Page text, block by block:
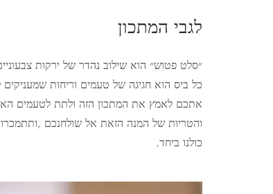
לגבי המתכון
״סלט פטוש״ הוא שילוב נהדר של ירקות
כל ביס הוא חגיגה של טעמים וריחות שמעניקים
אתכם לאמץ את המתכון הזה ולתת לטעמים
והטריות של המנה הזאת אל שולחנכם
כולנו ביחד.